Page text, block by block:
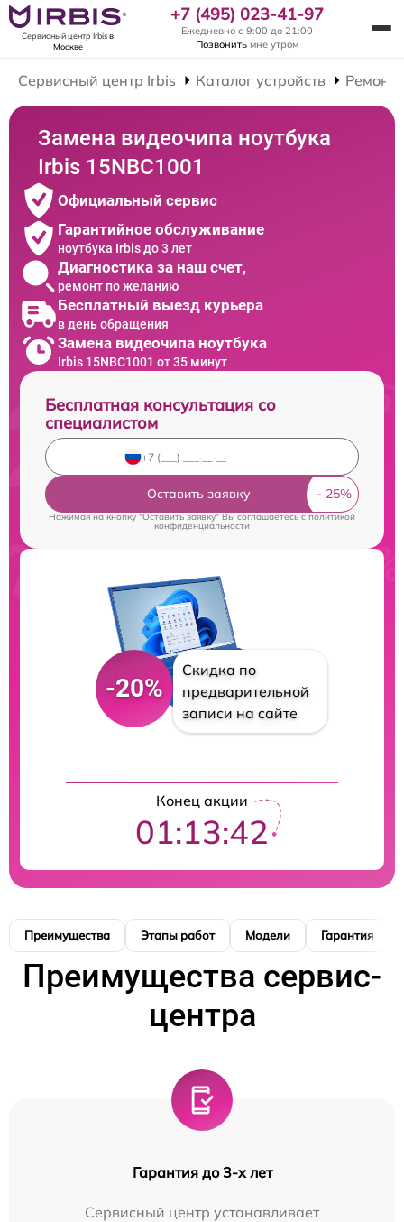
Сервисный центр Irbisв
Москве
+7 (495) 023-41-97
Ежедневно с 9:00 до 21:00
Позвонить мне утром
Сервисный центр Irbis Каталог устройств Ремонт
Замена видеочипа ноутбука
Irbis 15NBC1001
Официальный сервис
Гарантийное обслуживание
ноутбука Irbis до 3 лет
Диагностика за наш счет,
ремонт по желанию
Бесплатный выезд курьера
в день обращения
Замена видеочипа ноутбука
Irbis 15NBC1001 от 35 минут
Бесплатная консультация со
специалистом
Оставить заявку
Нажимая на кнопку "Оставить заявку" Вы соглашаетесь c политикой
конфиденциальности
-20%
Скидка по
предварительной
записи на сайте
Конец акции
01:13:41
Преимущества Этапы работ Модели Гарантия
Преимущества сервис-
центра
Гарантия до 3-х лет
Сервисный центр устанавливает